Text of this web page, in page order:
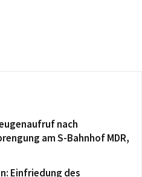
nach
am S-Bahnhof MDR,
Einfriedung des